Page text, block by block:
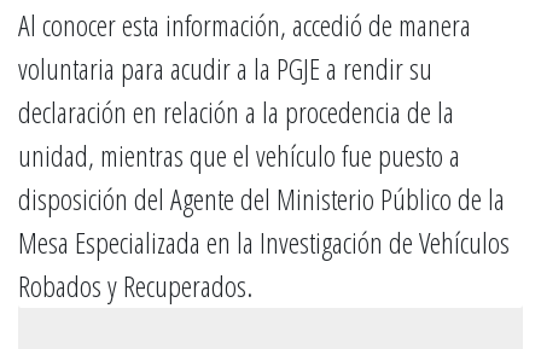
Al conocer esta información, accedió de manera
voluntaria para acudir a la PGJE a rendir su
declaración en relación a la procedencia de la
unidad, mientras que el vehículo fue puesto a
disposición del Agente del Ministerio Público de la
Mesa Especializada en la Investigación de Vehículos
Robados y Recuperados.